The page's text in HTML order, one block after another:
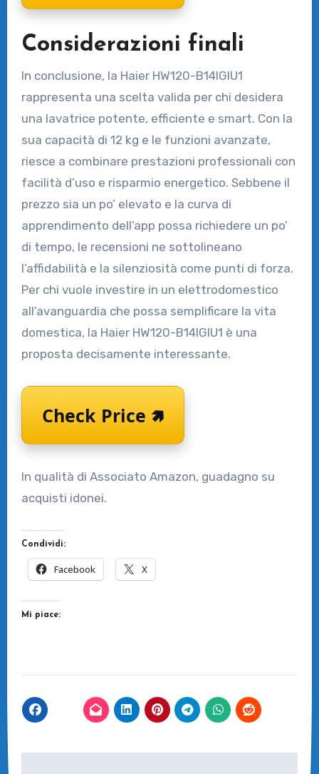
Considerazioni finali
In conclusione, la Haier HW120-B14IGIU1
rappresenta una scelta valida per chi desidera
una lavatrice potente, efficiente e smart. Con la
sua capacità di 12 kg e le funzioni avanzate,
riesce a combinare prestazioni professionali con
facilità d’uso e risparmio energetico. Sebbene il
prezzo sia un po’ elevato e la curva di
apprendimento dell’app possa richiedere un po’
di tempo, le recensioni ne sottolineano
l’affidabilità e la silenziosità come punti di forza.
Per chi vuole investire in un elettrodomestico
all’avanguardia che possa semplificare la vita
domestica, la Haier HW120-B14IGIU1 è una
proposta decisamente interessante.
Check Price 🢅
In qualità di Associato Amazon, guadagno su
acquisti idonei.
Condividi:
Facebook X
Mi piace: